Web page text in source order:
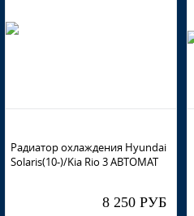
Радиатор охлаждения Hyundai
Solaris(10-)/Kia Rio 3 АВТОМАТ
8 250 РУБ